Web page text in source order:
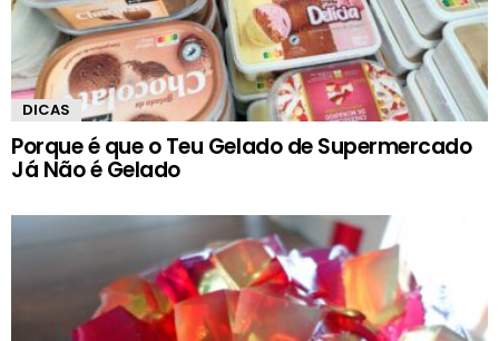
DICAS
Porque é que o Teu Gelado de Supermercado
Já Não é Gelado